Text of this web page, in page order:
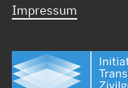
Impressum